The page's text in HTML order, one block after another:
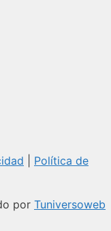
Política de
por Tuniversoweb